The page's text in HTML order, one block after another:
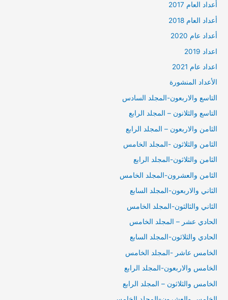
أعداد العام 2017
أعداد العام 2018
أعداد عام 2020
اعداد 2019
اعداد عام 2021
الأعداد المنشورة
التاسع والاربعون-المجلد السادس
التاسع والثلانون – المجلد الرابع
الثامن والاربعون – المجلد الرابع
الثامن والثلاثون -المجلد الخامس
الثامن والثلاثون-المجلد الرابع
الثامن والعشرون-المجلد الخامس
الثاني والاربعون-المجلد السابع
الثاني والثالثون-المجلد الخامس
الحادي عشر – المجلد الخامس
الحادي والثلاثون-المجلد السابع
الخامس عاشر -المجلد الخامس
الخامس والاربعون-المجلد الرابع
الخامس والثلاثون – المجلد الرابع